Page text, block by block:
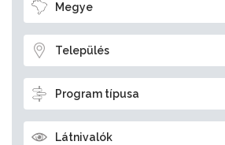
Megye
Település
Program típusa
Látnivalók